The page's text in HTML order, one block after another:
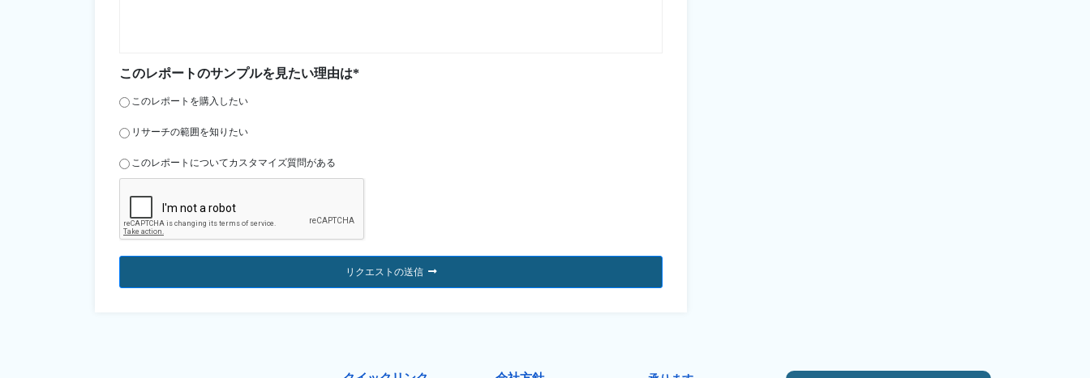
このレポートのサンプルを見たい理由は*
このレポートを購入したい
リサーチの範囲を知りたい
このレポートについてカスタマイズ質問がある
リクエストの送信